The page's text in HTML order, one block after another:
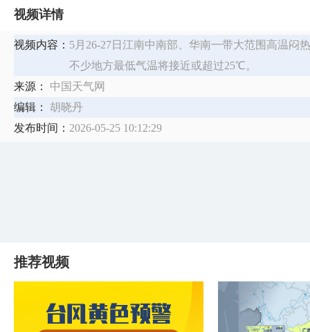
视频详情
视频内容： ​5月26-27日江南中南部、华南一带大范围高温闷
不少地方最低气温将接近或超过25℃。
来源：
中国天气网
编辑：
胡晓丹
发布时间： 2026-05-25 10:12:29
推荐视频